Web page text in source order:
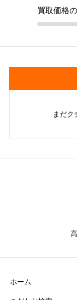
買取価格
まだク
ホーム